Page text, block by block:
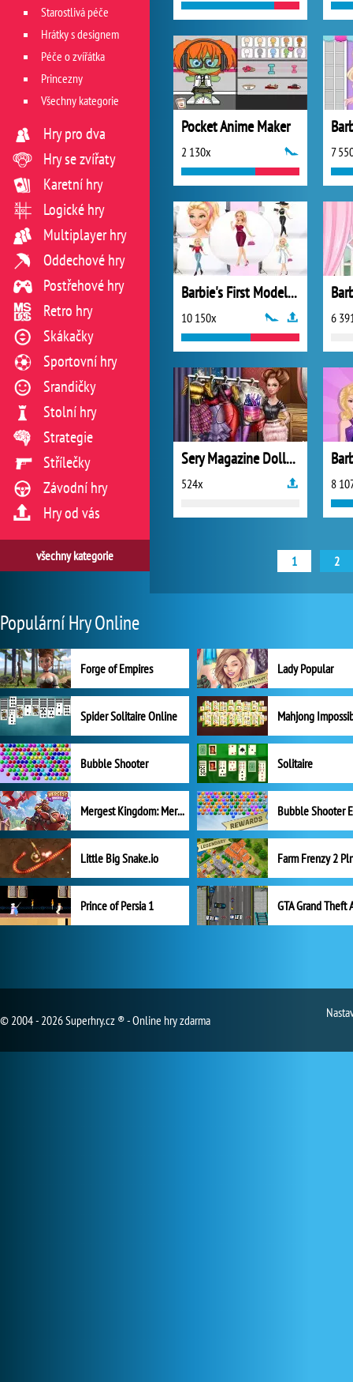
Pocket Anime Maker
2 130x 7
Barbie's First Model Book
10 150x 6
Sery Magazine Dolly Dress Up
524x 8
1 2
Starostlivá péče
Hrátky s designem
Péče o zvířátka
Princezny
Všechny kategorie
Hry pro dva
Hry se zvířaty
Karetní hry
Logické hry
Multiplayer hry
Oddechové hry
Postřehové hry
Retro hry
Skákačky
Sportovní hry
Srandičky
Stolní hry
Strategie
Střílečky
Závodní hry
Hry od vás
všechny kategorie
Populární Hry Online
Forge of Empires Lady Popular
Spider Solitaire Online Mahjong
Bubble Shooter Solitaire
Mergest Kingdom: Merge Puzzle
Little Big Snake.io
Prince of Persia 1 GTA Grand Theft
© 2004 - 2026 Superhry.cz ® - Online hry zdarma